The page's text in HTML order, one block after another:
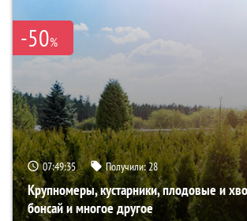
-50%
07:49:34 Получили:28
Крупномеры, кустарники, плодовые и
бонсай и многое другое